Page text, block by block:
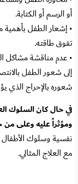
أو الرسم أو الكتابة.
• إشعار الطفل بأهمية
تفوق طاقته.
• عدم مناقشة مشاكل
إلى شعور الطفل
شعوره بالإحراج الذي
في حال كان السلوك
ومؤثراً عليه وعلى من
نفسية وسلوك
مع العلاج المثالي.